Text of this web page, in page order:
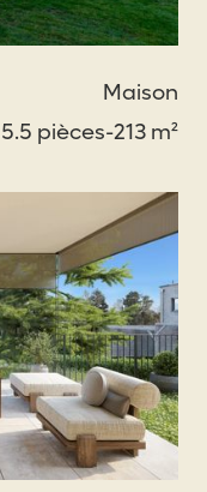
Maison
5.5 pièces-213 m²